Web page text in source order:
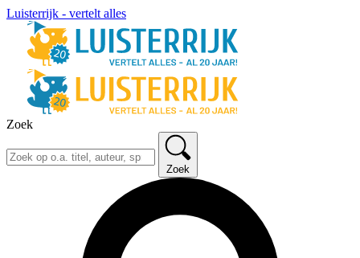
Luisterrijk - vertelt alles
Zoek
Zoek